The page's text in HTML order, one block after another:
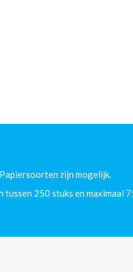
zijn mogelijk.
tussen 250 stuks en maximaal